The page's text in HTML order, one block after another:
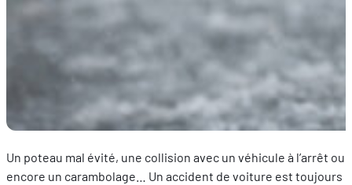
Un poteau mal évité, une collision avec un véhicule à l’arrêt ou
encore un carambolage… Un accident de voiture est toujours